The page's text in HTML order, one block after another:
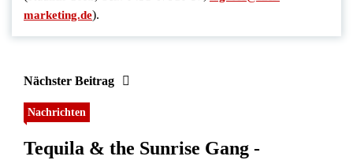
marketing.de).
Nächster Beitrag
Nachrichten
Tequila & the Sunrise Gang -